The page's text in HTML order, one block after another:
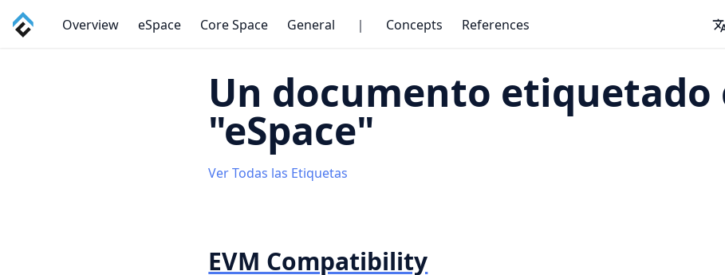
Overview eSpace Core Space General ｜ Concepts References
Un documento etiquetado
"eSpace"
Ver Todas las Etiquetas
EVM Compatibility